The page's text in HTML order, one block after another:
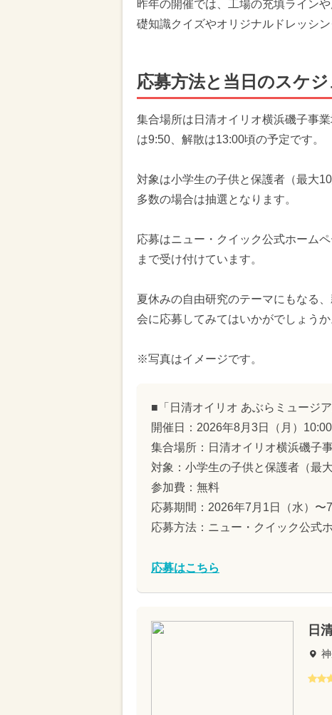
昨年の開催では、工場の充填ライン
礎知識クイズやオリジナルドレッシ
応募方法と当日のスケ
集合場所は日清オイリオ横浜磯子事
は9:50、解散は13:00頃の予定です。
対象は小学生の子供と保護者（最大
多数の場合は抽選となります。
応募はニュー・クイック公式ホーム
まで受け付けています。
夏休みの自由研究のテーマにもなる
会に応募してみてはいかがでしょうか
※写真はイメージです。
■「日清オイリオ あぶらミュージ
開催日：2026年8月3日（月）
集合場所：日清オイリオ横浜磯子
対象：小学生の子供と保護者（最
参加費：無料
応募期間：2026年7月1日（水）〜7
応募方法：ニュー・クイック公式
応募はこちら
日